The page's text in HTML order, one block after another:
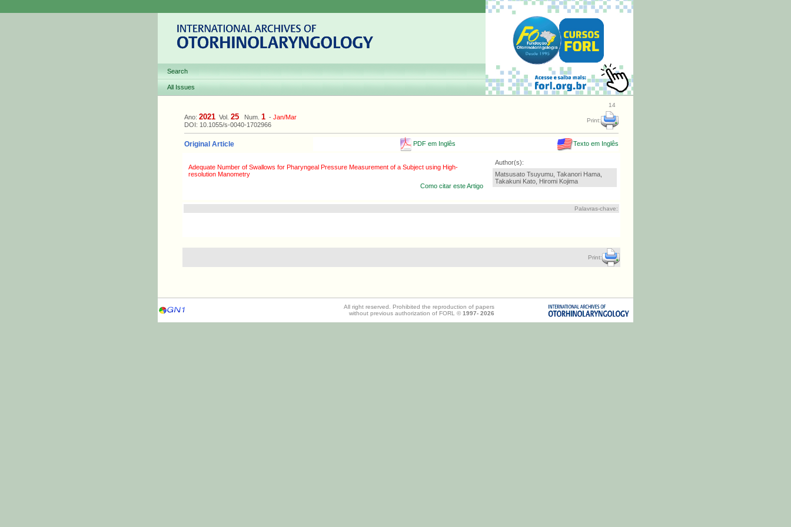
Search
All Issues
14
Ano: 2021 Vol. 25 Num. 1 - Jan/Mar
DOI: 10.1055/s-0040-1702966
Print:
Original Article PDF em Inglês Texto em Inglês
Adequate Number of Swallows for Pharyngeal Pressure Measurement of a Subject using High-
resolution Manometry
Como citar este Artigo
Author(s):
Matsusato Tsuyumu, Takanori Hama,
Takakuni Kato, Hiromi Kojima
Palavras-chave:
Print:
All right reserved. Prohibited the reproduction of papers
without previous authorization of FORL © 1997- 2026